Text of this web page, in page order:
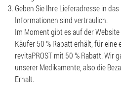
Geben Sie Ihre Lieferadresse in
Informationen sind vertraulich.
Im Moment gibt es auf der
Käufer 50 % Rabatt erhält, für
revitaPROST mit 50 % Rabatt. Wir
unserer Medikamente, also die
Erhalt.